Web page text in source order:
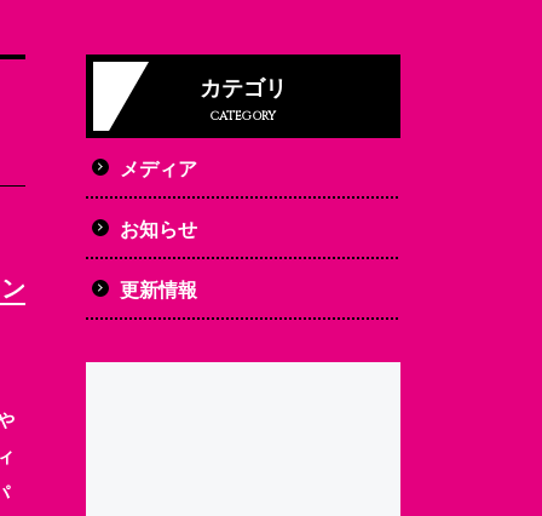
カテゴリ
CATEGORY
メディア
お知らせ
更新情報